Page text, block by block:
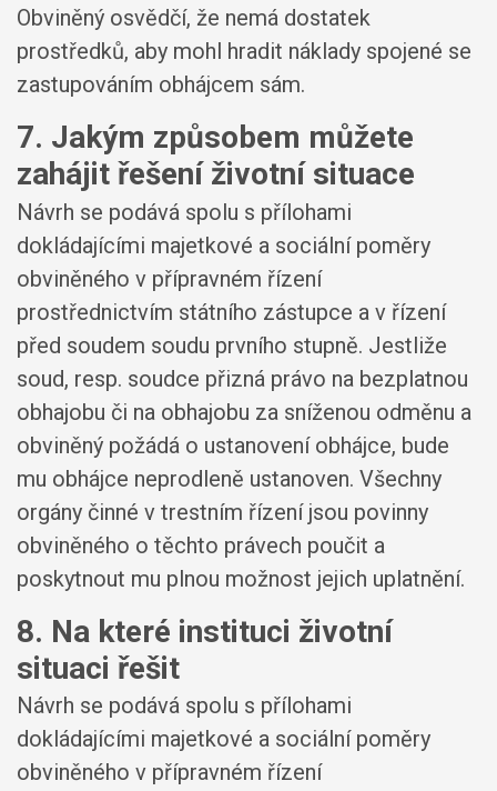
Obviněný osvědčí, že nemá dostatek
prostředků, aby mohl hradit náklady spojené se
zastupováním obhájcem sám.
7. Jakým způsobem můžete
zahájit řešení životní situace
Návrh se podává spolu s přílohami
dokládajícími majetkové a sociální poměry
obviněného v přípravném řízení
prostřednictvím státního zástupce a v řízení
před soudem soudu prvního stupně. Jestliže
soud, resp. soudce přizná právo na bezplatnou
obhajobu či na obhajobu za sníženou odměnu a
obviněný požádá o ustanovení obhájce, bude
mu obhájce neprodleně ustanoven. Všechny
orgány činné v trestním řízení jsou povinny
obviněného o těchto právech poučit a
poskytnout mu plnou možnost jejich uplatnění.
8. Na které instituci životní
situaci řešit
Návrh se podává spolu s přílohami
dokládajícími majetkové a sociální poměry
obviněného v přípravném řízení